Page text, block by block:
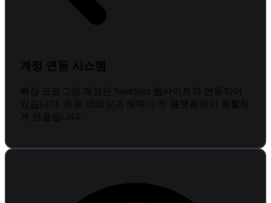
계정 연동 시스템
확장 프로그램 계정은 SaveSora 웹사이트와 연동되어
있습니다. 유료 크레딧과 혜택이 두 플랫폼에서 원활하
게 연결됩니다.